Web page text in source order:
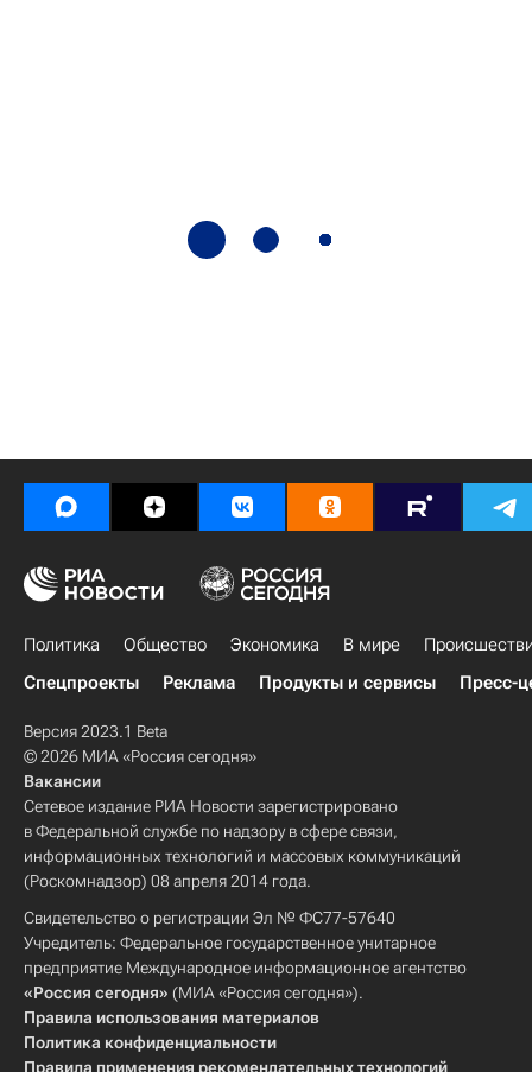
Политика Общество Экономика В мире
Спецпроекты
Реклама Продукты и сервисы Пресс-
Версия 2023.1 Beta
© 2026 МИА «Россия сегодня»
Вакансии
Сетевое издание РИА Новости зарегистрировано
в Федеральной службе по надзору в сфере связи,
информационных технологий и массовых коммуникаций
(Роскомнадзор) 08 апреля 2014 года.
Свидетельство о регистрации Эл № ФС77-57640
Учредитель: Федеральное государственное унитарное
предприятие Международное информационное агентство
«Россия сегодня» (МИА «Россия сегодня»).
Правила использования материалов
Политика конфиденциальности
Правила применения рекомендательных технологий